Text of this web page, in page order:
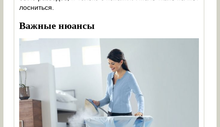
лосниться.
Важные нюансы